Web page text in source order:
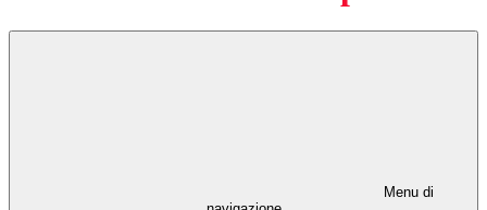
Menu di